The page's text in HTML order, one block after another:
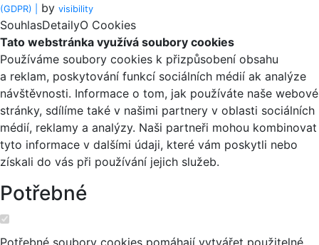
(GDPR) |
by visibility
SouhlasDetailyO Cookies
Tato webstránka využívá soubory cookies
Používáme soubory cookies k přizpůsobení obsahu
a reklam, poskytování funkcí sociálních médií ak analýze
návštěvnosti. Informace o tom, jak používáte naše webové
stránky, sdílíme také v našimi partnery v oblasti sociálních
médií, reklamy a analýzy. Naši partneři mohou kombinovat
tyto informace v dalšími údaji, které vám poskytli nebo
získali do vás při používání jejich služeb.
Potřebné
Potřebné soubory cookies pomáhají vytvářet použitelné